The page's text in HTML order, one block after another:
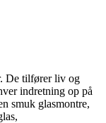
De tilfører liv og
indretning op på
smuk glasmontre,